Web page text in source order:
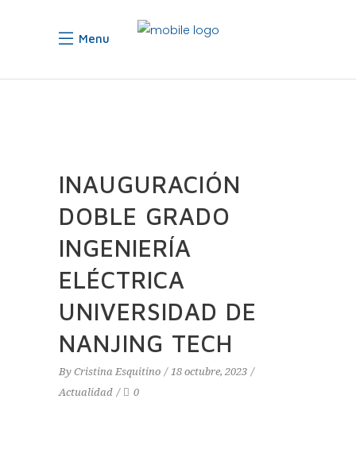
Menu
INAUGURACIÓN
DOBLE GRADO
INGENIERÍA
ELÉCTRICA
UNIVERSIDAD DE
NANJING TECH
By Cristina Esquitino
18 octubre, 2023
Actualidad
0